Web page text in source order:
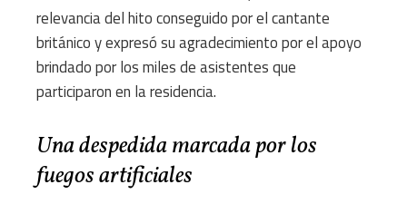
relevancia del hito conseguido por el cantante
británico y expresó su agradecimiento por el apoyo
brindado por los miles de asistentes que
participaron en la residencia.
Una despedida marcada por los
fuegos artificiales